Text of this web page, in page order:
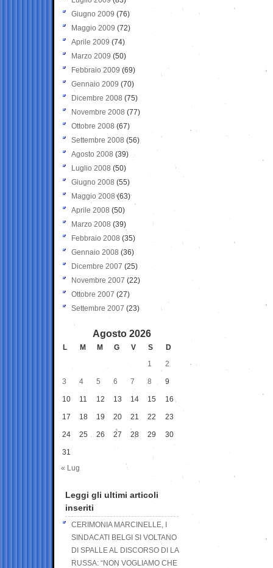
Giugno 2009 (76)
Maggio 2009 (72)
Aprile 2009 (74)
Marzo 2009 (50)
Febbraio 2009 (69)
Gennaio 2009 (70)
Dicembre 2008 (75)
Novembre 2008 (77)
Ottobre 2008 (67)
Settembre 2008 (56)
Agosto 2008 (39)
Luglio 2008 (50)
Giugno 2008 (55)
Maggio 2008(63)
Aprile 2008 (50)
Marzo 2008 (39)
Febbraio 2008 (35)
Gennaio 2008 (36)
Dicembre 2007 (25)
Novembre 2007 (22)
Ottobre 2007 (27)
Settembre 2007 (23)
Agosto 2026
L M M G V S
D
1
2
3 4 5 6 7 8 9
10 11 12 13 14 15 16
17 18 19 20 21 22 23
24 25 26 27 28 29 30
31
« Lug
Leggi gli ultimi articoli
inseriti
CERIMONIA MARCINELLE, I
SINDACATI BELGI SI VOLTANO
DI SPALLE AL DISCORSO DI LA
RUSSA: “NON VOGLIAMO CHE